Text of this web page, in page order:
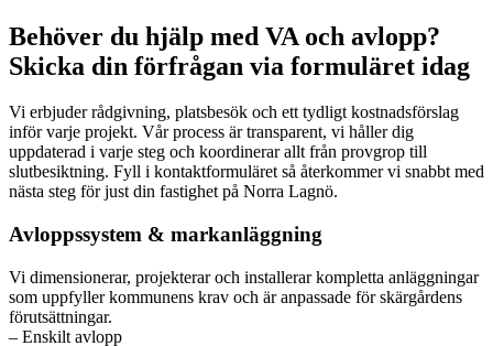
Behöver du hjälp med VA och avlopp?
Skicka din förfrågan via formuläret idag
Vi erbjuder rådgivning, platsbesök och ett tydligt kostnadsförslag
inför varje projekt. Vår process är transparent, vi håller dig
uppdaterad i varje steg och koordinerar allt från provgrop till
slutbesiktning. Fyll i kontaktformuläret så återkommer vi snabbt med
nästa steg för just din fastighet på Norra Lagnö.
Avloppssystem & markanläggning
Vi dimensionerar, projekterar och installerar kompletta anläggningar
som uppfyller kommunens krav och är anpassade för skärgårdens
förutsättningar.
– Enskilt avlopp